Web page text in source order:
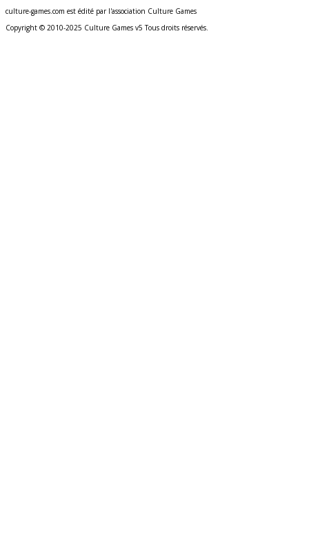
culture-games.com est édité par l'association Culture Games
Copyright © 2010-2025 Culture Games v5 Tous droits réservés.